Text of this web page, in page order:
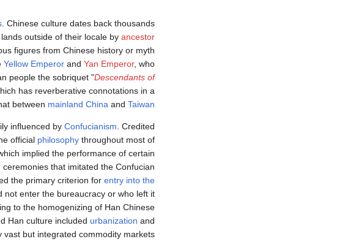
. Chinese culture dates back thousands
outside of their locale by ancestor
figures from Chinese history or myth
Yellow Emperor and Yan Emperor, who
people the sobriquet "Descendants of
has reverberative connotations in a
between mainland China and Taiwan
influenced by Confucianism . Credited
official philosophy throughout most of
implied the performance of certain
ceremonies that imitated the Confucian
the primary criterion for entry into the
enter the bureaucracy or who left it
to the homogenizing of Han Chinese
Han culture included urbanization and
vast but integrated commodity markets.